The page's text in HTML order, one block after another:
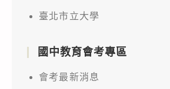
臺北市立大學
國中教育會考專區
會考最新消息